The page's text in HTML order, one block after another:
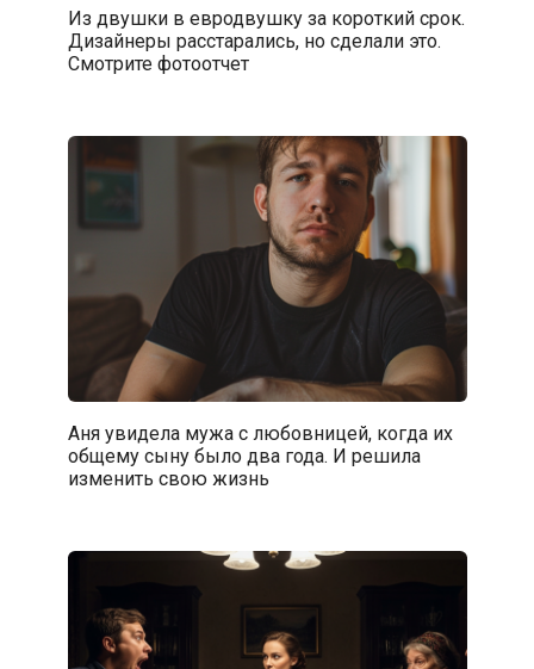
Из двушки в евродвушку за короткий срок.
Дизайнеры расстарались, но сделали это.
Смотрите фотоотчет
Аня увидела мужа с любовницей, когда их
общему сыну было два года. И решила
изменить свою жизнь